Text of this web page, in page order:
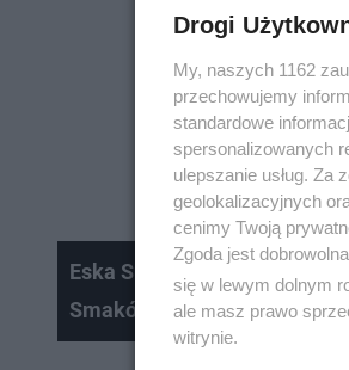
Eska Summer City Olsztyn!
Smaków Food Trucków.
Drogi
My, naszych 1162
przechowujemy
standardowe
spersonalizowanych
ulepszanie usług. Za
geolokalizacyjnych
cenimy Twoją
Zgoda jest
się w lewym dolnym
ale masz prawo
witrynie.